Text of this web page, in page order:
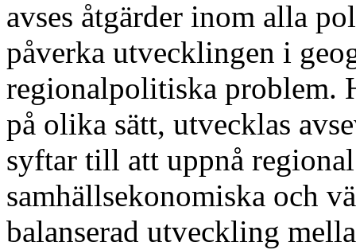
avses åtgärder inom alla
påverka utvecklingen i
regionalpolitiska problem.
på olika sätt, utvecklas
syftar till att uppnå
samhällsekonomiska och
balanserad utveckling